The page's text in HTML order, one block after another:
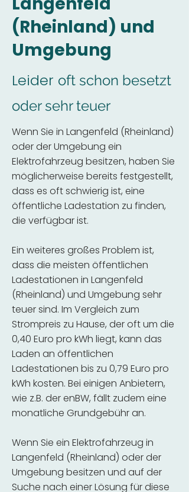
(Rheinland) und
Umgebung
Leider oft schon besetzt
oder sehr teuer
Wenn Sie in Langenfeld (Rheinland)
oder der Umgebung ein
Elektrofahrzeug besitzen, haben Sie
möglicherweise bereits festgestellt,
dass es oft schwierig ist, eine
öffentliche Ladestation zu finden,
die verfügbar ist.
Ein weiteres großes Problem ist,
dass die meisten öffentlichen
Ladestationen in Langenfeld
(Rheinland) und Umgebung sehr
teuer sind. Im Vergleich zum
Strompreis zu Hause, der oft um die
0,40 Euro pro kWh liegt, kann das
Laden an öffentlichen
Ladestationen bis zu 0,79 Euro pro
kWh kosten. Bei einigen Anbietern,
wie z.B. der enBW, fällt zudem eine
monatliche Grundgebühr an.
Wenn Sie ein Elektrofahrzeug in
Langenfeld (Rheinland) oder der
Umgebung besitzen und auf der
Suche nach einer Lösung für diese